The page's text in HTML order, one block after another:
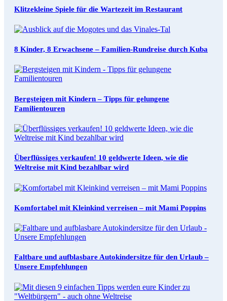
Klitzekleine Spiele für die Wartezeit im Restaurant
8 Kinder, 8 Erwachsene – Familien-Rundreise durch Kuba
Bergsteigen mit Kindern – Tipps für gelungene
Familientouren
Überflüssiges verkaufen! 10 geldwerte Ideen, wie die
Weltreise mit Kind bezahlbar wird
Komfortabel mit Kleinkind verreisen – mit Mami Poppins
Faltbare und aufblasbare Autokindersitze für den Urlaub –
Unsere Empfehlungen